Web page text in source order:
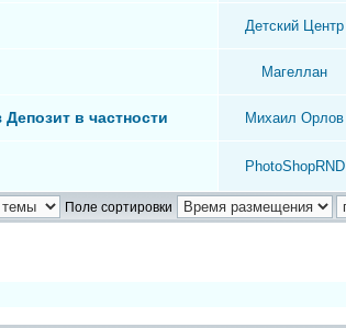
Детский Центр
Магеллан
в частности Михаил Орлов
PhotoShopRND
Поле сортировки